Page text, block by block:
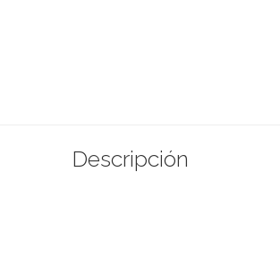
Descripción